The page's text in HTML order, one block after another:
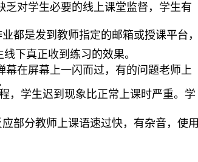
对学生必要的线上课堂监督，学生有
都是发到教师指定的邮箱或授课平台，
下真正收到练习的效果。
在屏幕上一闪而过，有的问题老师上
，学生迟到现象比正常上课时严重。学
部分教师上课语速过快，有杂音，使用